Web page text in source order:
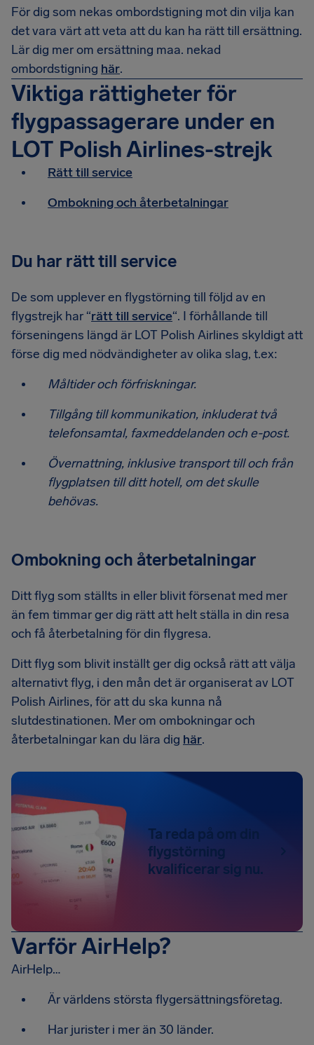
För dig som nekas ombordstigning mot din vilja kan
det vara värt att veta att du kan ha rätt till ersättning.
Lär dig mer om ersättning maa. nekad
ombordstigning här.
Viktiga rättigheter för
flygpassagerare under en
LOT Polish Airlines-strejk
Rätt till service
Ombokning och återbetalningar
Du har rätt till service
De som upplever en flygstörning till följd av en
flygstrejk har “rätt till service“. I förhållande till
förseningens längd är LOT Polish Airlines skyldigt att
förse dig med nödvändigheter av olika slag, t.ex:
Måltider och förfriskningar.
Tillgång till kommunikation, inkluderat två
telefonsamtal, faxmeddelanden och e-post.
Övernattning, inklusive transport till och från
flygplatsen till ditt hotell, om det skulle
behövas.
Ombokning och återbetalningar
Ditt flyg som ställts in eller blivit försenat med mer
än fem timmar ger dig rätt att helt ställa in din resa
och få återbetalning för din flygresa.
Ditt flyg som blivit inställt ger dig också rätt att välja
alternativt flyg, i den mån det är organiserat av LOT
Polish Airlines, för att du ska kunna nå
slutdestinationen. Mer om ombokningar och
återbetalningar kan du lära dig här.
Ta reda på om din
flygstörning
kvalificerar sig nu.
Varför AirHelp?
AirHelp…
Är världens största flygersättningsföretag.
Har jurister i mer än 30 länder.